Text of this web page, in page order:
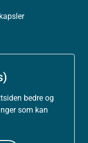
bedre og
som kan